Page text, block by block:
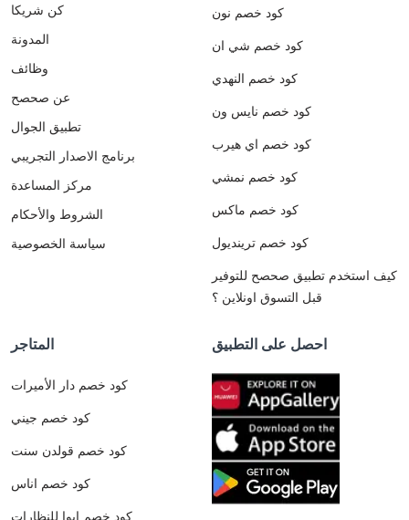
كن شريكا
المدونة
وظائف
عن صحصح
تطبيق الجوال
برنامج الاصدار التجريبي
مركز المساعدة
الشروط والأحكام
سياسة الخصوصية
كود خصم نون
كود خصم شي ان
كود خصم النهدي
كود خصم نايس ون
كود خصم اي هيرب
كود خصم نمشي
كود خصم ماكس
كود خصم ترينديول
كيف استخدم تطبيق صحصح للتوفير
قبل التسوق اونلاين ؟
المتاجر
كود خصم دار الأميرات
كود خصم جيني
كود خصم قولدن سنت
كود خصم اناس
كود خصم ايوا للنظارات
احصل على التطبيق